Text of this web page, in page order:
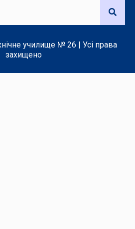
училище № 26 | Усі права
захищено